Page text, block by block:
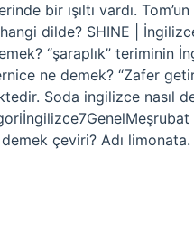
bir ışıltı vardı.
dilde? SHINE |
“şaraplık” teriminin
ne demek? “Zafer
Soda ingilizce nasıl
çeviri? Adı